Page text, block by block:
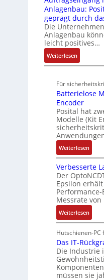
r
a
d
M
L
3
f
ü
s
i
c
h
e
r
e
E
n
t
w
i
c
k
l
u
n
g
u
n
g
G
u
n
d
R
o
o
t
i
k
t
u
r
e
h
l
e
n
4
,
M
i
l
l
i
o
n
e
n
A
r
b
e
i
t
s
k
r
ä
f
l
A
b
o
u
t
A
t
o
m
a
t
i
n
x
p
a
n
d
i
e
r
t
Anlagenbau:
geprägt durch
Die
Anlagenbau
leicht positives…
Weiterlesen:
A
f
t
r
a
g
s
e
i
n
g
a
n
g
i
m
s
c
h
i
Für
Batterielose
Encoder
Posital hat
Modelle (Kit
Weiterlesen:
B
a
t
t
e
r
i
e
l
o
s
e
M
Verbesserte
Der
Epsilon
Messrate von
Weiterlesen:
V
e
r
b
e
s
Hutschienen-
Das IT-
Die Industrie
müssen sie